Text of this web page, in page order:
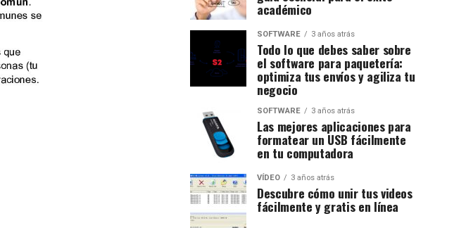
académico
SOFTWARE 3 años atrás
Todo lo que debes saber sobre
el software para paquetería:
optimiza tus envíos y agiliza tu
negocio
SOFTWARE 3 años atrás
Las mejores aplicaciones para
formatear un USB fácilmente
en tu computadora
VÍDEO 3 años atrás
Descubre cómo unir tus videos
fácilmente y gratis en línea